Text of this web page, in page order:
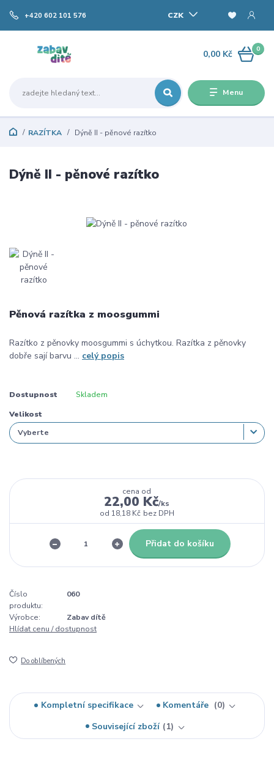
Menu
CZK
+420 602 101 576
0
0,00 Kč
RAZÍTKA Dýně II - pěnové razítko
Dýně II - pěnové razítko
Pěnová razítka z moosgummi
Razítko z pěnovky moosgummi s úchytkou. Razítka z pěnovky
dobře sají barvu ... celý popis
Dostupnost Skladem
Velikost
cena od
22,00 Kč/ks
od 18,18 Kč bez DPH
Přidat do košíku
Číslo
produktu:
060
Výrobce:
Zabav dítě
Hlídat cenu / dostupnost
Do oblíbených
Kompletní specifikace Komentáře
0
Související zboží
1